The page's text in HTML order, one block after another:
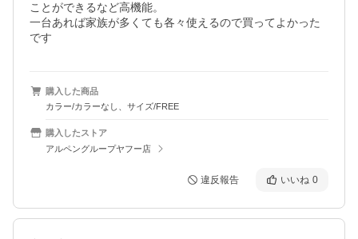
ことができるなど高機能。
一台あれば家族が多くても各々使えるので買ってよかった
です
購入した商品
カラー/カラーなし、サイズ/FREE
購入したストア
アルペングループヤフー店
違反報告 いいね 0